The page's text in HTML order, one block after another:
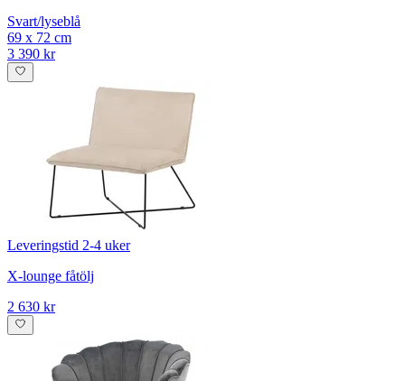
Svart/lyseblå
69 x 72 cm
3 390 kr
Leveringstid 2-4 uker
X-lounge fåtölj
2 630 kr